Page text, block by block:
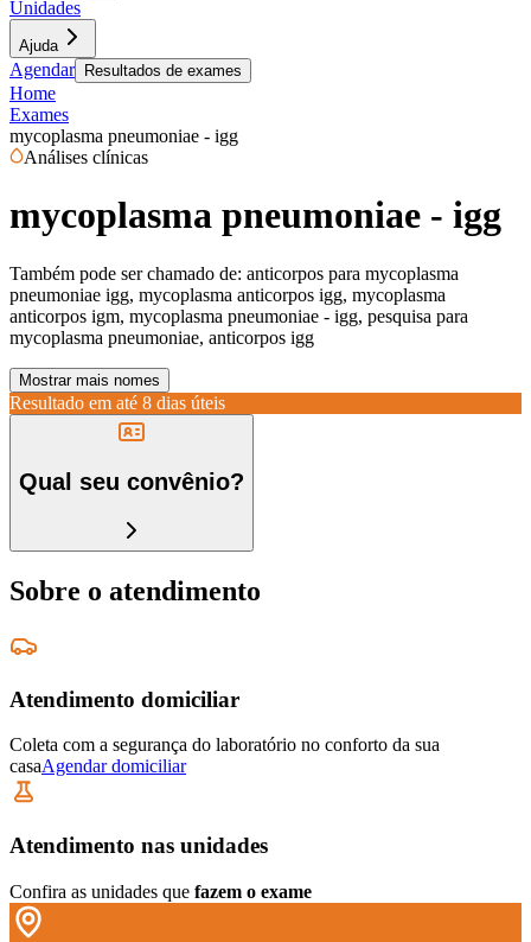
Unidades
Ajuda
Agendar Resultados de exames
Home
Exames
mycoplasma pneumoniae - igg
Análises clínicas
mycoplasma pneumoniae - igg
Também pode ser chamado de: anticorpos para mycoplasma
pneumoniae igg, mycoplasma anticorpos igg, mycoplasma
anticorpos igm, mycoplasma pneumoniae - igg, pesquisa para
mycoplasma pneumoniae, anticorpos igg
Mostrar mais nomes
Resultado em até 8 dias úteis
Qual seu convênio?
Sobre o atendimento
Atendimento domiciliar
Coleta com a segurança do laboratório no conforto da sua
casaAgendar domiciliar
Atendimento nas unidades
Confira as unidades que fazem o exame